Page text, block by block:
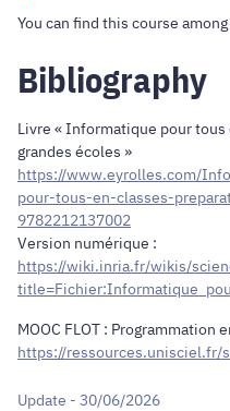
You can find this course
Bibliography
Livre « Informatique pour
grandes écoles »
https://www.eyrolles.com/
pour-tous-en-classes-
9782212137002
Version numérique :
https://wiki.inria.fr/wikis/
MOOC FLOT : Programmation
https://
Update - 30/06/2026